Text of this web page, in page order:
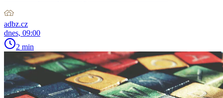
adbz.cz
dnes, 09:00
2 min